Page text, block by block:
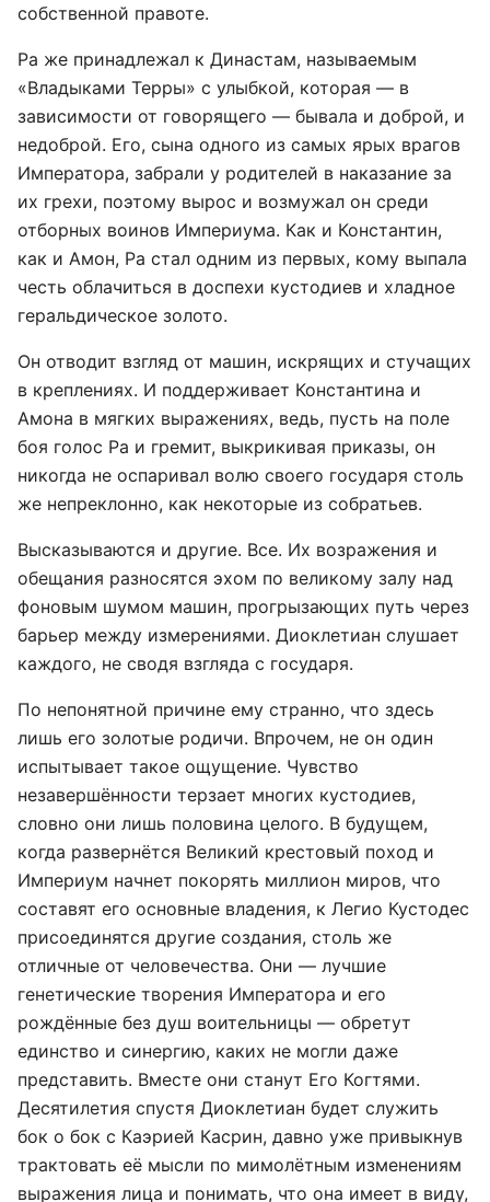
собственной правоте.
Ра же принадлежал к Династам, называемым
«Владыками Терры» с улыбкой, которая — в
зависимости от говорящего — бывала и доброй, и
недоброй. Его, сына одного из самых ярых врагов
Императора, забрали у родителей в наказание за
их грехи, поэтому вырос и возмужал он среди
отборных воинов Империума. Как и Константин,
как и Амон, Ра стал одним из первых, кому выпала
честь облачиться в доспехи кустодиев и хладное
геральдическое золото.
Он отводит взгляд от машин, искрящих и стучащих
в креплениях. И поддерживает Константина и
Амона в мягких выражениях, ведь, пусть на поле
боя голос Ра и гремит, выкрикивая приказы, он
никогда не оспаривал волю своего государя столь
же непреклонно, как некоторые из собратьев.
Высказываются и другие. Все. Их возражения и
обещания разносятся эхом по великому залу над
фоновым шумом машин, прогрызающих путь через
барьер между измерениями. Диоклетиан слушает
каждого, не сводя взгляда с государя.
По непонятной причине ему странно, что здесь
лишь его золотые родичи. Впрочем, не он один
испытывает такое ощущение. Чувство
незавершённости терзает многих кустодиев,
словно они лишь половина целого. В будущем,
когда развернётся Великий крестовый поход и
Империум начнет покорять миллион миров, что
составят его основные владения, к Легио Кустодес
присоединятся другие создания, столь же
отличные от человечества. Они — лучшие
генетические творения Императора и его
рождённые без душ воительницы — обретут
единство и синергию, каких не могли даже
представить. Вместе они станут Его Когтями.
Десятилетия спустя Диоклетиан будет служить
бок о бок с Каэрией Касрин, давно уже привыкнув
трактовать её мысли по мимолётным изменениям
выражения лица и понимать, что она имеет в виду,